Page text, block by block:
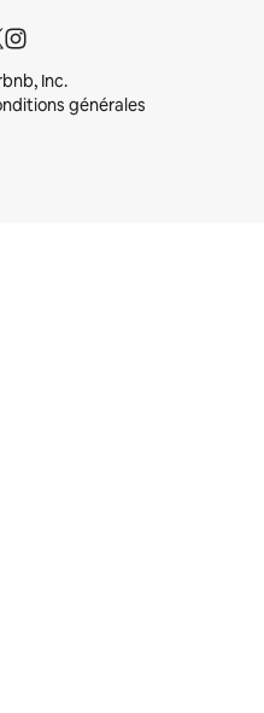
Inc.
générales